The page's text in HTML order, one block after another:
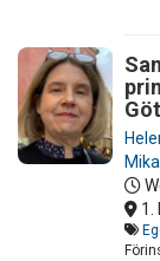
1.